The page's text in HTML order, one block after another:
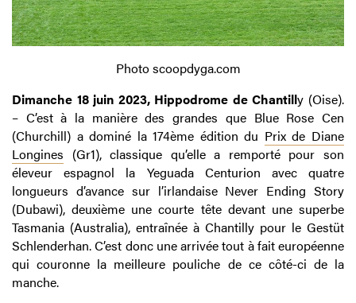
Photo scoopdyga.com
Dimanche 18 juin 2023, Hippodrome de Chantilly (Oise).
– C’est à la manière des grandes que Blue Rose Cen
(Churchill) a dominé la 174ème édition du Prix de Diane
Longines (Gr1), classique qu’elle a remporté pour son
éleveur espagnol la Yeguada Centurion avec quatre
longueurs d’avance sur l’irlandaise Never Ending Story
(Dubawi), deuxième une courte tête devant une superbe
Tasmania (Australia), entraînée à Chantilly pour le Gestüt
Schlenderhan. C’est donc une arrivée tout à fait européenne
qui couronne la meilleure pouliche de ce côté-ci de la
manche.